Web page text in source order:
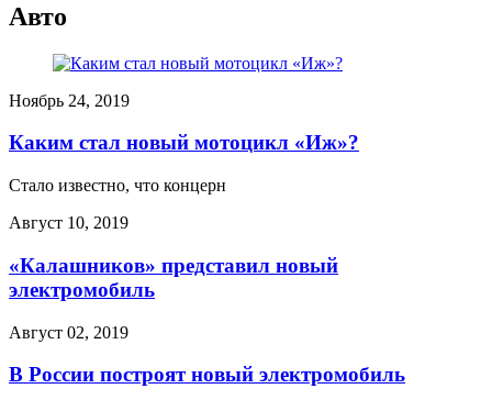
Авто
Ноябрь 24, 2019
Каким стал новый мотоцикл «Иж»?
Стало известно, что концерн
Август 10, 2019
«Калашников» представил новый
электромобиль
Август 02, 2019
В России построят новый электромобиль